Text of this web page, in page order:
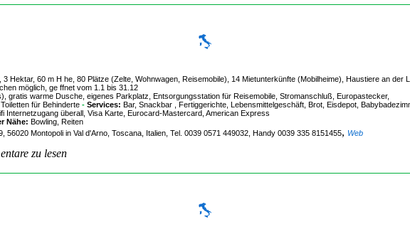
3 Hektar, 60 m H he, 80 Plätze (Zelte, Wohnwagen, Reisemobile), 14 Mietunterkünfte (Mobilheime), Haustiere an der
möglich, ge ffnet vom 1.1 bis 31.12
gratis warme Dusche, eigenes Parkplatz, Entsorgungsstation für Reisemobile, Stromanschluß, Europastecker,
für Behinderte - Services: Bar, Snackbar , Fertiggerichte, Lebensmittelgeschäft, Brot, Eisdepot,
Internetzugang überall, Visa Karte, Eurocard-Mastercard, American Express
Nähe: Bowling, Reiten
9, 56020 Montopoli in Val d'Arno, Toscana, Italien, Tel. 0039 0571 449032, Handy 0039 335 8151455, Web
zu lesen